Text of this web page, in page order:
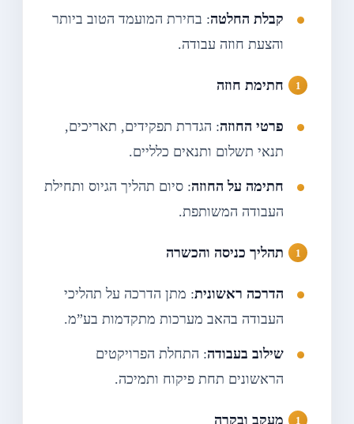
קבלת החלטה: בחירת המועמד הטוב ביותר
והצעת חוזה עבודה.
חתימת חוזה
פרטי החוזה: הגדרת תפקידים, תאריכים,
תנאי תשלום ותנאים כלליים.
חתימה על החוזה: סיום תהליך הגיוס ותחילת
העבודה המשותפת.
תהליך כניסה והכשרה
הדרכה ראשונית: מתן הדרכה על תהליכי
העבודה בהאב מערכות מתקדמות בע”מ.
שילוב בעבודה: התחלת הפרויקטים
הראשונים תחת פיקוח ותמיכה.
מעקב ובקרה